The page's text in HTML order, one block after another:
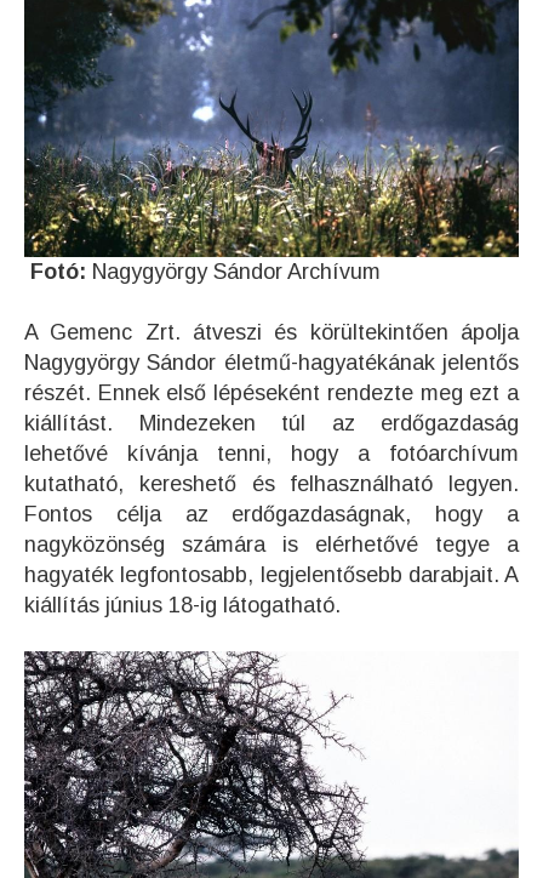
Fotó: Nagygyörgy Sándor Archívum
A Gemenc Zrt. átveszi és körültekintően ápolja
Nagygyörgy Sándor életmű-hagyatékának jelentős
részét. Ennek első lépéseként rendezte meg ezt a
kiállítást. Mindezeken túl az erdőgazdaság
lehetővé kívánja tenni, hogy a fotóarchívum
kutatható, kereshető és felhasználható legyen.
Fontos célja az erdőgazdaságnak, hogy a
nagyközönség számára is elérhetővé tegye a
hagyaték legfontosabb, legjelentősebb darabjait. A
kiállítás június 18-ig látogatható.